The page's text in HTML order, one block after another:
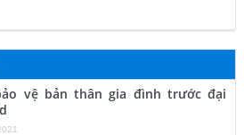
vệ bản thân gia đình trước đại